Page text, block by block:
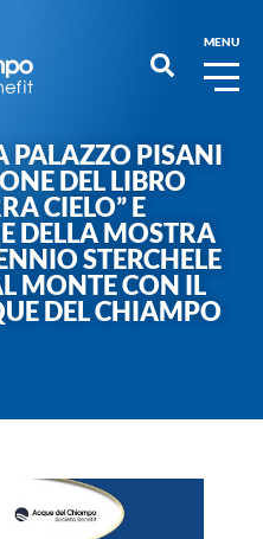
MENU
PALAZZO PISANI
DEL LIBRO
CIELO” E
DELLA MOSTRA
STERCHELE
MONTE CON IL
DEL CHIAMPO